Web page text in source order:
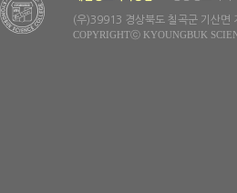
(우)39913 경상북도 칠곡군 기산
COPYRIGHTⓒ KYOUNGBUK